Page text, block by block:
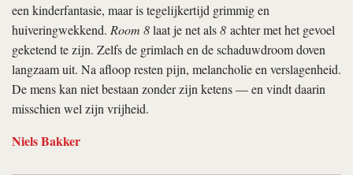
een kinderfantasie, maar is tegelijkertijd grimmig en
huiveringwekkend. Room 8laat je net als8 achter met het gevoel
geketend te zijn. Zelfs de grimlach en de schaduwdroom doven
langzaam uit. Na afloop resten pijn, melancholie en verslagenheid.
De mens kan niet bestaan zonder zijn ketens — en vindt daarin
misschien wel zijn vrijheid.
Niels Bakker